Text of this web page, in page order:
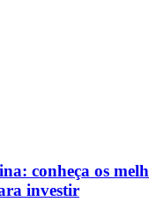
conheça os
investir